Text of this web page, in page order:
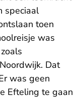
speciaal
toen
was
Dat
was geen
Efteling te gaan